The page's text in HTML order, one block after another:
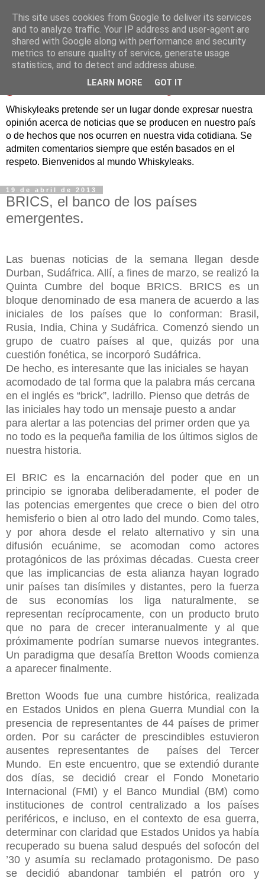
Whiskyleaks pretende ser un lugar donde expresar nuestra
opinión acerca de noticias que se producen en nuestro país
o de hechos que nos ocurren en nuestra vida cotidiana. Se
admiten comentarios siempre que estén basados en el
respeto. Bienvenidos al mundo Whiskyleaks.
19 de abril de 2013
BRICS, el banco de los países
emergentes.
Las buenas noticias de la semana llegan desde
Durban, Sudáfrica. Allí, a fines de marzo, se realizó la
Quinta Cumbre del boque BRICS. BRICS es un
bloque denominado de esa manera de acuerdo a las
iniciales de los países que lo conforman: Brasil,
Rusia, India, China y Sudáfrica. Comenzó siendo un
grupo de cuatro países al que, quizás por una
cuestión fonética, se incorporó Sudáfrica.
De hecho, es interesante que las iniciales se hayan
acomodado de tal forma que la palabra más cercana
en el inglés es “brick”, ladrillo. Pienso que detrás de
las iniciales hay todo un mensaje puesto a andar
para alertar a las potencias del primer orden que ya
no todo es la pequeña familia de los últimos siglos de
nuestra historia.
El BRIC es la encarnación del poder que en un
principio se ignoraba deliberadamente, el poder de
las potencias emergentes que crece o bien del otro
hemisferio o bien al otro lado del mundo. Como tales,
y por ahora desde el relato alternativo y sin una
difusión ecuánime, se acomodan como actores
protagónicos de las próximas décadas. Cuesta creer
que las implicancias de esta alianza hayan logrado
unir países tan disímiles y distantes, pero la fuerza
de sus economías los liga naturalmente, se
representan recíprocamente, con un producto bruto
que no para de crecer interanualmente y al que
próximamente podrían sumarse nuevos integrantes.
Un paradigma que desafía Bretton Woods comienza
a aparecer finalmente.
Bretton Woods fue una cumbre histórica, realizada
en Estados Unidos en plena Guerra Mundial con la
presencia de representantes de 44 países de primer
orden. Por su carácter de prescindibles estuvieron
ausentes representantes de países del Tercer
Mundo. En este encuentro, que se extendió durante
dos días, se decidió crear el Fondo Monetario
Internacional (FMI) y el Banco Mundial (BM) como
instituciones de control centralizado a los países
periféricos, e incluso, en el contexto de esa guerra,
determinar con claridad que Estados Unidos ya había
recuperado su buena salud después del sofocón del
’30 y asumía su reclamado protagonismo. De paso
se decidió abandonar también el patrón oro y
This site uses cookies from Google to deliver its services
and to analyze traffic. Your IP address and user-agent are
shared with Google along with performance and security
metrics to ensure quality of service, generate usage
statistics, and to detect and address abuse.
LEARN MORE GOT IT